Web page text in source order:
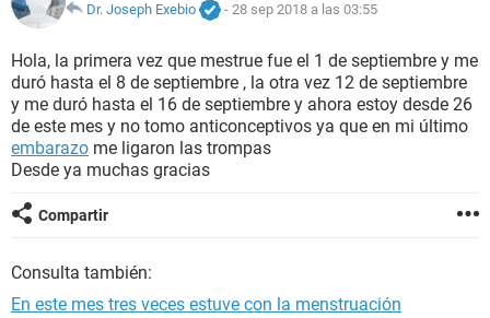
SEXUALIDAD
GLOSARIO
Dr. Joseph Exebio
- 28 sep 2018 a las 03:55
Hola, la primera vez que mestrue fue el 1 de septiembre y me
duró hasta el 8 de septiembre , la otra vez 12 de septiembre
y me duró hasta el 16 de septiembre y ahora estoy desde 26
de este mes y no tomo anticonceptivos ya que en mi último
embarazo me ligaron las trompas
Desde ya muchas gracias
Compartir
Consulta también:
En este mes tres veces estuve con la menstruación